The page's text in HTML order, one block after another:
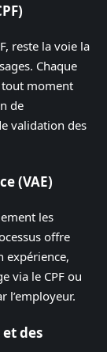
reste la voie la
Chaque
tout moment
de
validation des
(VAE)
les
offre
expérience,
via le CPF ou
l’employeur.
des